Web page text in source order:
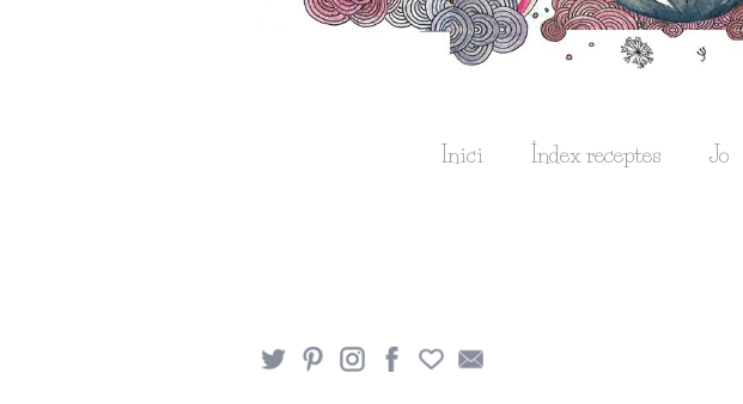
Inici Índex receptes Jo